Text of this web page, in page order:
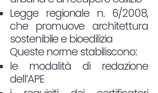
Legge regionale n. 6/2008,
che promuove architettura
sostenibile e bioedilizia
Queste norme stabiliscono:
le modalità di redazione
dell’APE